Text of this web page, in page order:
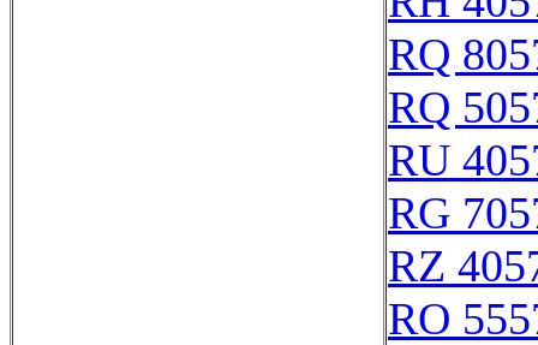
RQ
RQ
RU
RG
RZ
RO